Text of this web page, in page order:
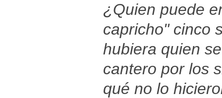
¿Quien puede
capricho" cinco
hubiera quien
cantero por los
qué no lo